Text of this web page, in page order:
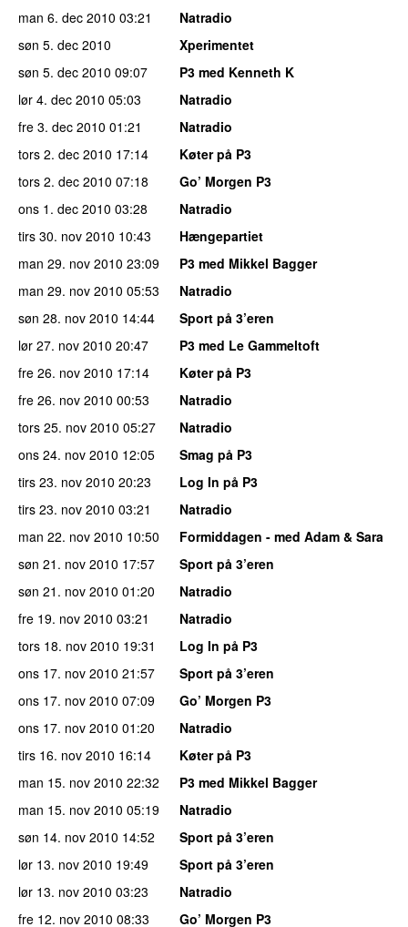
man 6. dec 2010 03:21
Natradio
søn 5. dec 2010
Xperimentet
søn 5. dec 2010 09:07
P3 med Kenneth K
lør 4. dec 2010 05:03
Natradio
fre 3. dec 2010 01:21
Natradio
tors 2. dec 2010 17:14
Køter på P3
tors 2. dec 2010 07:18
Go’ Morgen P3
ons 1. dec 2010 03:28
Natradio
tirs 30. nov 2010 10:43
Hængepartiet
man 29. nov 2010 23:09
P3 med Mikkel Bagger
man 29. nov 2010 05:53
Natradio
søn 28. nov 2010 14:44
Sport på 3’eren
lør 27. nov 2010 20:47
P3 med Le Gammeltoft
fre 26. nov 2010 17:14
Køter på P3
fre 26. nov 2010 00:53
Natradio
tors 25. nov 2010 05:27
Natradio
ons 24. nov 2010 12:05
Smag på P3
tirs 23. nov 2010 20:23
Log In på P3
tirs 23. nov 2010 03:21
Natradio
man 22. nov 2010 10:50
Formiddagen - med Adam & Sara
søn 21. nov 2010 17:57
Sport på 3’eren
søn 21. nov 2010 01:20
Natradio
fre 19. nov 2010 03:21
Natradio
tors 18. nov 2010 19:31
Log In på P3
ons 17. nov 2010 21:57
Sport på 3’eren
ons 17. nov 2010 07:09
Go’ Morgen P3
ons 17. nov 2010 01:20
Natradio
tirs 16. nov 2010 16:14
Køter på P3
man 15. nov 2010 22:32
P3 med Mikkel Bagger
man 15. nov 2010 05:19
Natradio
søn 14. nov 2010 14:52
Sport på 3’eren
lør 13. nov 2010 19:49
Sport på 3’eren
lør 13. nov 2010 03:23
Natradio
fre 12. nov 2010 08:33 Go’ Morgen P3